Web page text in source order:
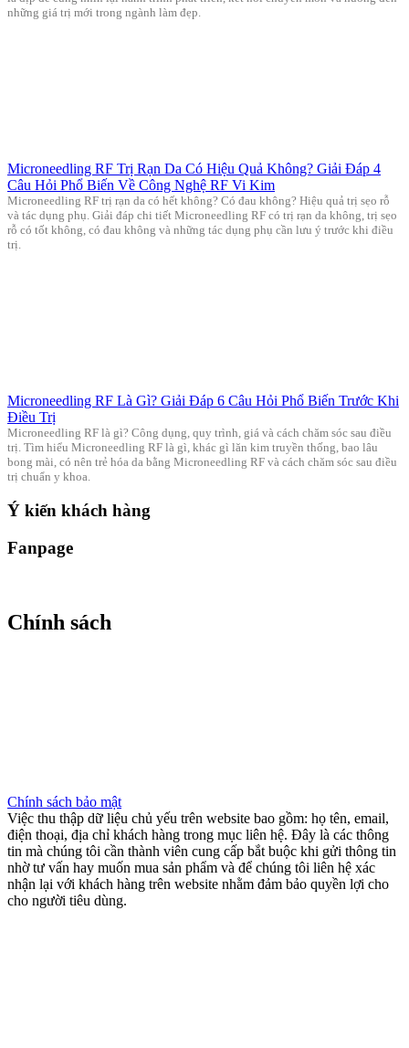
những giá trị mới trong ngành làm đẹp.
Microneedling RF Trị Rạn Da Có Hiệu Quả Không? Giải Đáp 4
Câu Hỏi Phổ Biến Về Công Nghệ RF Vi Kim
Microneedling RF trị rạn da có hết không? Có đau không? Hiệu quả trị sẹo rỗ
và tác dụng phụ. Giải đáp chi tiết Microneedling RF có trị rạn da không, trị sẹo
rỗ có tốt không, có đau không và những tác dụng phụ cần lưu ý trước khi điều
trị.
Microneedling RF Là Gì? Giải Đáp 6 Câu Hỏi Phổ Biến Trước Khi
Điều Trị
Microneedling RF là gì? Công dụng, quy trình, giá và cách chăm sóc sau điều
trị. Tìm hiểu Microneedling RF là gì, khác gì lăn kim truyền thống, bao lâu
bong mài, có nên trẻ hóa da bằng Microneedling RF và cách chăm sóc sau điều
trị chuẩn y khoa.
Ý kiến khách hàng
Fanpage
Chính sách
Chính sách bảo mật
Việc thu thập dữ liệu chủ yếu trên website bao gồm: họ tên, email,
điện thoại, địa chỉ khách hàng trong mục liên hệ. Đây là các thông
tin mà chúng tôi cần thành viên cung cấp bắt buộc khi gửi thông tin
nhờ tư vấn hay muốn mua sản phẩm và để chúng tôi liên hệ xác
nhận lại với khách hàng trên website nhằm đảm bảo quyền lợi cho
cho người tiêu dùng.